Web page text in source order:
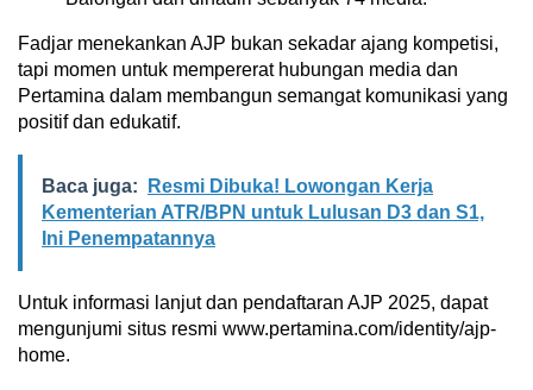
Fadjar menekankan AJP bukan sekadar ajang kompetisi,
tapi momen untuk mempererat hubungan media dan
Pertamina dalam membangun semangat komunikasi yang
positif dan edukatif.
Baca juga:
Resmi Dibuka! Lowongan Kerja
Kementerian ATR/BPN untuk Lulusan D3 dan S1,
Ini Penempatannya
Untuk informasi lanjut dan pendaftaran AJP 2025, dapat
mengunjumi situs resmi www.pertamina.com/identity/ajp-
home.